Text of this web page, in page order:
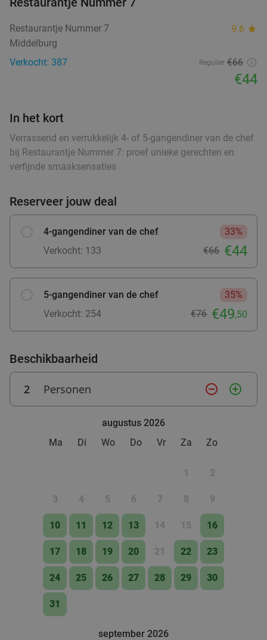
food
food
44%
salade
Do
star
26 min.directions_car
Warme snack + frisdrank, ijs of ijskoffie
Terneuzen
Restaurantje Nummer 7 9.6 star
Middelburg
Verkocht: 387
Regulier €66
€44
In het kort
Verrassend en verrukkelijk 4- of 5-gangendiner van de chef
bij Restaurantje Nummer 7: proef unieke gerechten en
verfijnde smaaksensaties
Reserveer jouw deal
4-gangendiner van de chef
33%
Verkocht: 133
€66 €44
5-gangendiner van de chef
35%
Verkocht: 254
€76 €49,50
Beschikbaarheid
2 Personen remove_circle_outline add_circle_outline
augustus 2026
Ma
Di Wo Do Vr Za Zo
1 2
3 4 5 6 7 8 9
10 11 12 13 14 15 16
17 18 19 20 21 22 23
24 25 26 27 28 29 30
31
september 2026